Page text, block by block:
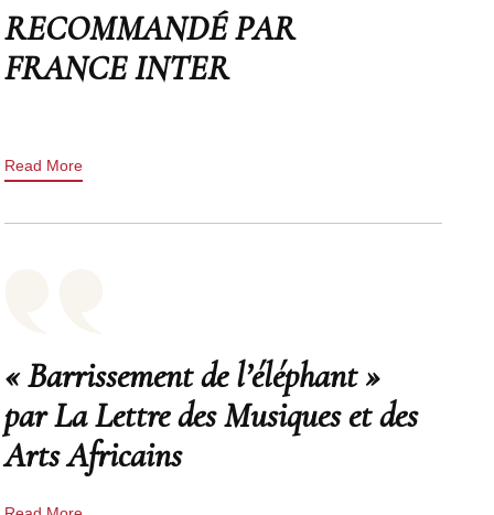
RECOMMANDÉ PAR
FRANCE INTER
Read More
« Barrissement de l’éléphant »
par La Lettre des Musiques et des
Arts Africains